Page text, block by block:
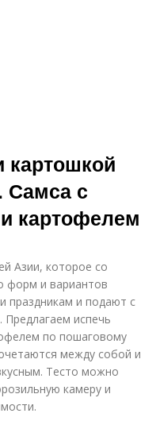
картошкой
Самса с
картофелем
Азии, которое со
форм и вариантов
праздникам и подают с
испечь
по пошаговому
между собой и
Тесто можно
камеру и